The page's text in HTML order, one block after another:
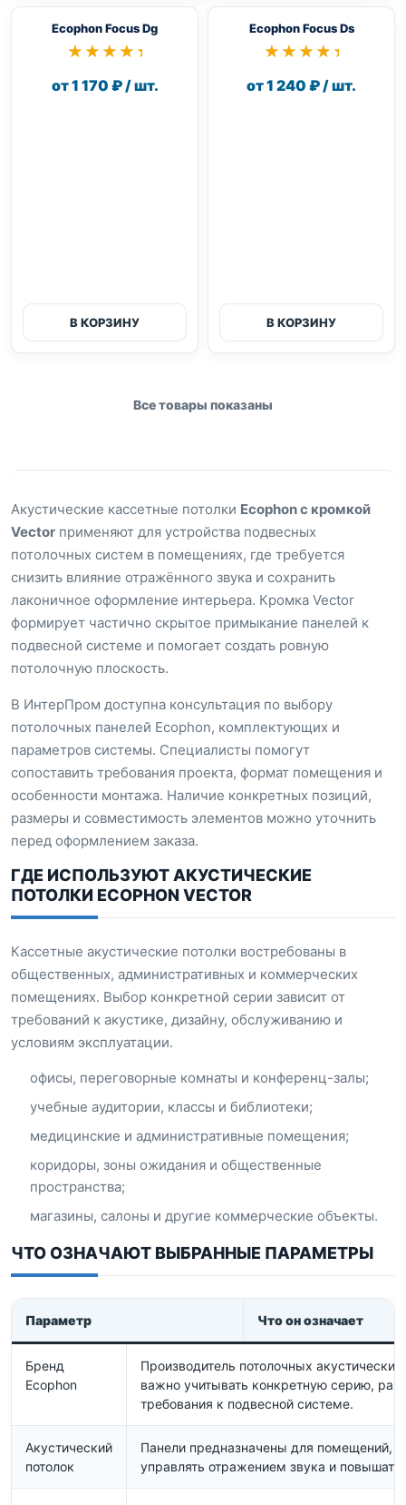
Ecophon Focus Dg
★★★★★
★★★★★
от 1 170 ₽ / шт.
В КОРЗИНУ
Ecophon Focus Ds
★★★★★
★★★★★
от 1 240 ₽ / шт.
В КОРЗИНУ
Все товары показаны
Акустические кассетные потолки Ecophon с кромкой
Vector применяют для устройства подвесных
потолочных систем в помещениях, где требуется
снизить влияние отражённого звука и сохранить
лаконичное оформление интерьера. Кромка Vector
формирует частично скрытое примыкание панелей к
подвесной системе и помогает создать ровную
потолочную плоскость.
В ИнтерПром доступна консультация по выбору
потолочных панелей Ecophon, комплектующих и
параметров системы. Специалисты помогут
сопоставить требования проекта, формат помещения и
особенности монтажа. Наличие конкретных позиций,
размеры и совместимость элементов можно уточнить
перед оформлением заказа.
ГДЕ ИСПОЛЬЗУЮТ АКУСТИЧЕСКИЕ
ПОТОЛКИ ECOPHON VECTOR
Кассетные акустические потолки востребованы в
общественных, административных и коммерческих
помещениях. Выбор конкретной серии зависит от
требований к акустике, дизайну, обслуживанию и
условиям эксплуатации.
офисы, переговорные комнаты и конференц-залы;
учебные аудитории, классы и библиотеки;
медицинские и административные помещения;
коридоры, зоны ожидания и общественные
пространства;
магазины, салоны и другие коммерческие объекты.
ЧТО ОЗНАЧАЮТ ВЫБРАННЫЕ ПАРАМЕТРЫ
Параметр Что он означает
Бренд
Ecophon
Производитель потолочных
важно учитывать конкретную серию,
требования к подвесной системе.
Акустический
потолок
Панели предназначены для помещений,
управлять отражением звука и повышать